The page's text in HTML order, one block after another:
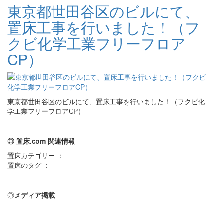
東京都世田谷区のビルにて、
置床工事を行いました！（フ
クビ化学工業フリーフロア
CP）
東京都世田谷区のビルにて、置床工事を行いました！（フクビ化
学工業フリーフロアCP）
◎ 置床.com 関連情報
置床カテゴリー ：
置床のタグ ：
◎メディア掲載